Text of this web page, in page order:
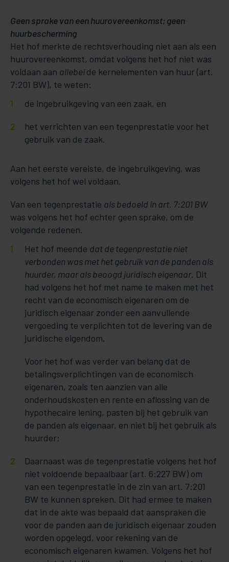
Geen sprake van een huurovereenkomst; geen
huurbescherming
Het hof merkte de rechtsverhouding niet aan als een
huurovereenkomst, omdat volgens het hof niet was
voldaan aan allebeide kernelementen van huur (art.
7:201 BW), te weten:
de ingebruikgeving van een zaak, en
het verrichten van een tegenprestatie voor het
gebruik van de zaak.
Aan het eerste vereiste, de ingebruikgeving, was
volgens het hof wel voldaan.
Van een tegenprestatie als bedoeld in art. 7:201 BW
was volgens het hof echter geen sprake, om de
volgende redenen.
Het hof meende dat de tegenprestatie niet
verbonden was met het gebruik van de panden als
huurder, maar als beoogd juridisch eigenaar. Dit
had volgens het hof met name te maken met het
recht van de economisch eigenaren om de
juridisch eigenaar zonder een aanvullende
vergoeding te verplichten tot de levering van de
juridische eigendom.
Voor het hof was verder van belang dat de
betalingsverplichtingen van de economisch
eigenaren, zoals ten aanzien van alle
onderhoudskosten en rente en aflossing van de
hypothecaire lening, pasten bij het gebruik van
de panden als eigenaar, en niet bij het gebruik als
huurder;
Daarnaast was de tegenprestatie volgens het hof
niet voldoende bepaalbaar (art. 6:227 BW) om
van een tegenprestatie in de zin van art. 7:201
BW te kunnen spreken. Dit had ermee te maken
dat in de akte was bepaald dat aanspraken die
voor de panden aan de juridisch eigenaar zouden
worden opgelegd, voor rekening van de
economisch eigenaren kwamen. Volgens het hof